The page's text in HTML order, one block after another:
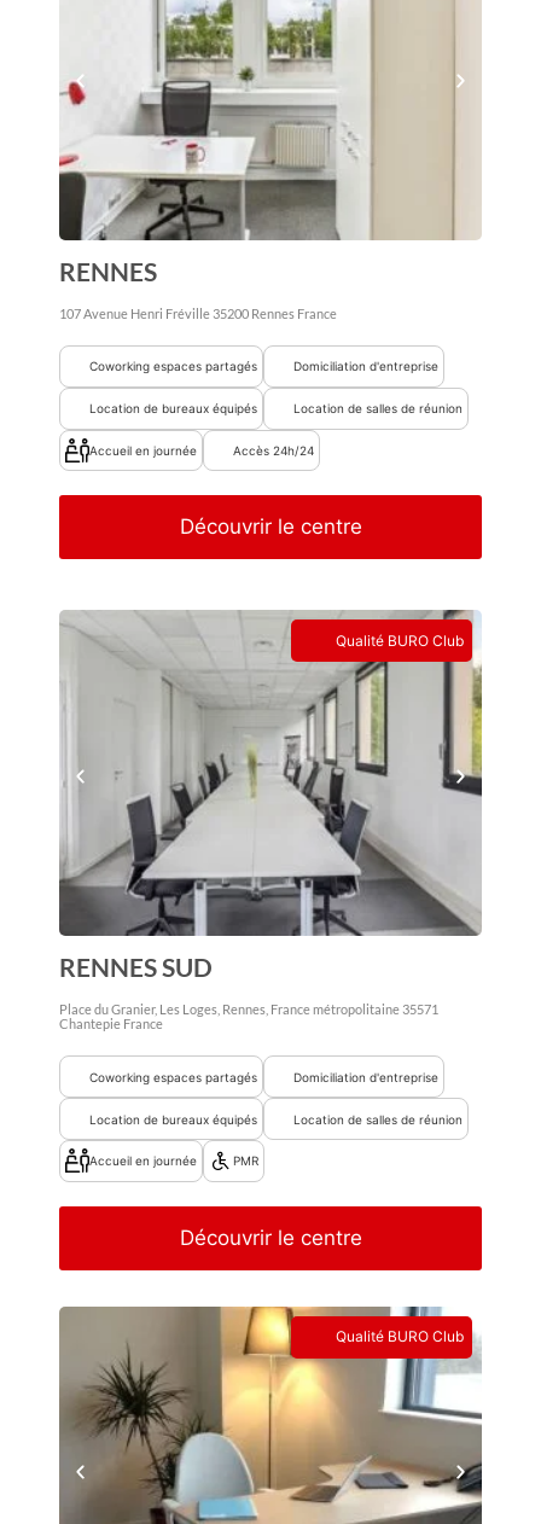
RENNES
107 Avenue Henri Fréville 35200 Rennes France
Coworking espaces partagés Domiciliation d'entreprise
Location de bureaux équipés Location de salles de réunion
Accueil en journée Accès 24h/24
Découvrir le centre
Qualité BURO Club
RENNES SUD
Place du Granier, Les Loges, Rennes, France métropolitaine 35571
Chantepie France
Coworking espaces partagés Domiciliation d'entreprise
Location de bureaux équipés Location de salles de réunion
Accueil en journée PMR
Découvrir le centre
Qualité BURO Club